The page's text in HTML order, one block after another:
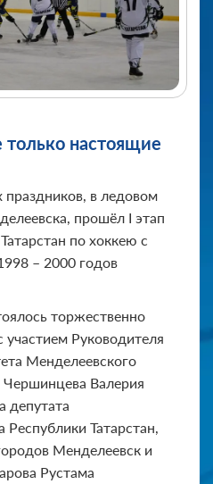
только настоящие
праздников, в ледовом
прошёл I этап
по хоккею с
– 2000 годов
торжественно
Руководителя
Менделеевского
Валерия
депутата
Республики Татарстан,
Менделеевск и
Рустама